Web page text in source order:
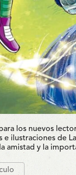
los nuevos
ilustraciones de
amistad y la